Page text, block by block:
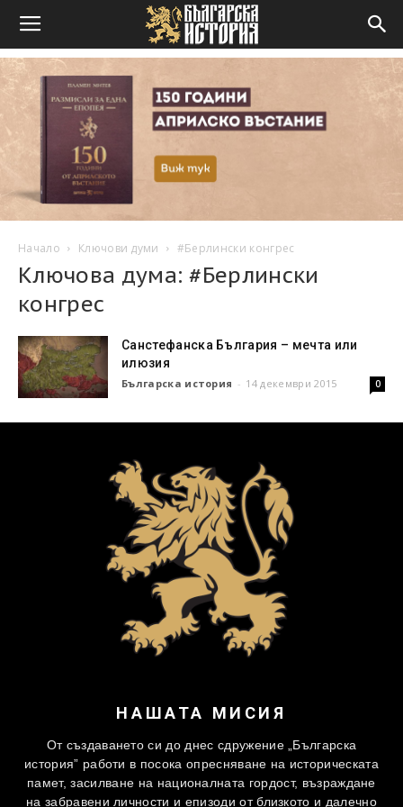
Начало Ключови думи #Берлински конгрес
Ключова дума: #Берлински
конгрес
Санстефанска България – мечта или
илюзия
Българска история - 14 декември 2015 0
НАШАТА МИСИЯ
От създаването си до днес сдружение „Българска
история” работи в посока опресняване на историческата
памет, засилване на националната гордост, възраждане
на забравени личности и епизоди от близкото и далечно